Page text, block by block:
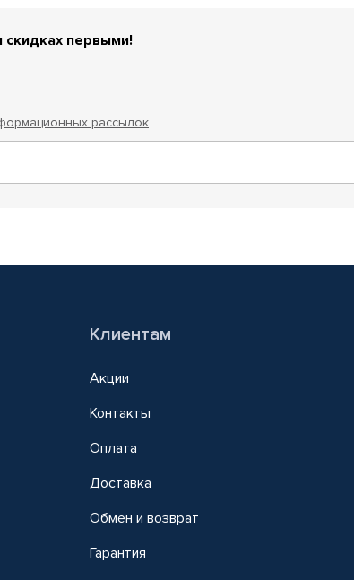
первыми!
рассылок
Клиентам
Акции
Контакты
Оплата
Доставка
Обмен и возврат
Гарантия